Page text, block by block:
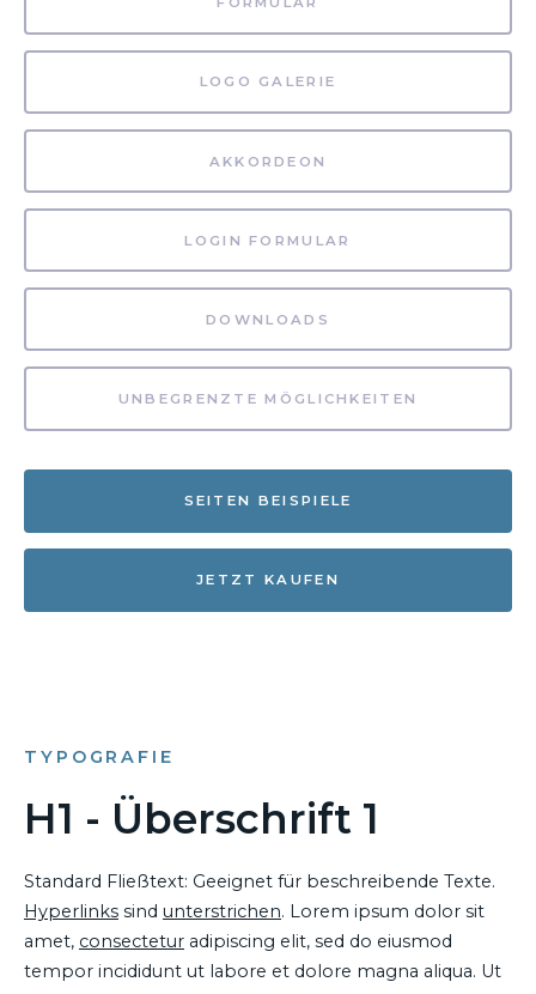
LOGO GALERIE
AKKORDEON
LOGIN FORMULAR
DOWNLOADS
UNBEGRENZTE MÖGLICHKEITEN
SEITEN BEISPIELE
JETZT KAUFEN
TYPOGRAFIE
H1 - Überschrift 1
Standard Fließtext: Geeignet für beschreibende Texte.
Hyperlinks sind unterstrichen. Lorem ipsum dolor sit
amet, consectetur adipiscing elit, sed do eiusmod
tempor incididunt ut labore et dolore magna aliqua. Ut